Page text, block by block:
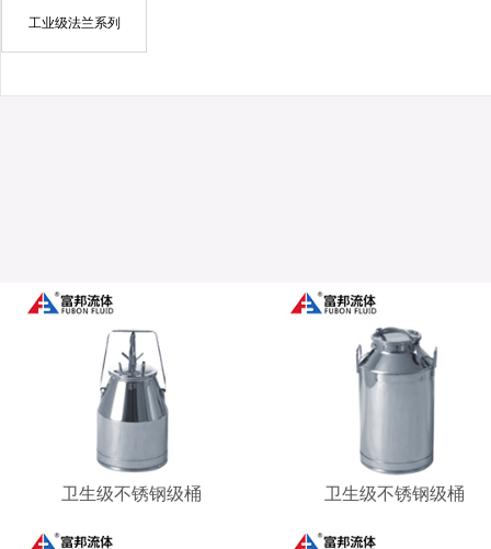
工业级法兰系列
卫生级不锈钢级桶 卫生级不锈钢级桶